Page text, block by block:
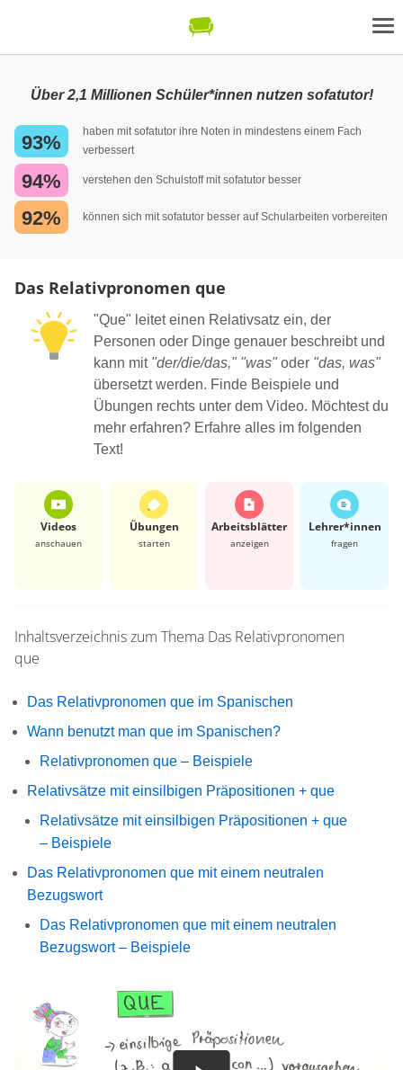
Über 2,1 Millionen Schüler*innen nutzen sofatutor!
93%
haben mit sofatutor ihre Noten in mindestens einem Fach
verbessert
94% verstehen den Schulstoff mit sofatutor besser
92% können sich mit sofatutor besser auf Schularbeiten vorbereiten
Das Relativpronomen que
"Que" leitet einen Relativsatz ein, der
Personen oder Dinge genauer beschreibt und
kann mit "der/die/das," "was" oder "das, was"
übersetzt werden. Finde Beispiele und
Übungen rechts unter dem Video. Möchtest du
mehr erfahren? Erfahre alles im folgenden
Text!
Videos
anschauen
Übungen
starten
Arbeits­blätter
anzeigen
Lehrer*​innen
fragen
Inhaltsverzeichnis zum Thema Das Relativpronomen
que
Das Relativpronomen que im Spanischen
Wann benutzt man que im Spanischen?
Relativpronomen que – Beispiele
Relativsätze mit einsilbigen Präpositionen + que
Relativsätze mit einsilbigen Präpositionen + que
– Beispiele
Das Relativpronomen que mit einem neutralen
Bezugswort
Das Relativpronomen que mit einem neutralen
Bezugswort – Beispiele